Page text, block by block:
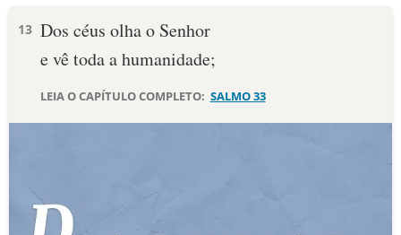
PALAVRA DO DIA
10 MANDAMENTOS
13 Dos céus olha o Senhor
e vê toda a humanidade;
LEIA O CAPÍTULO COMPLETO: SALMO 33